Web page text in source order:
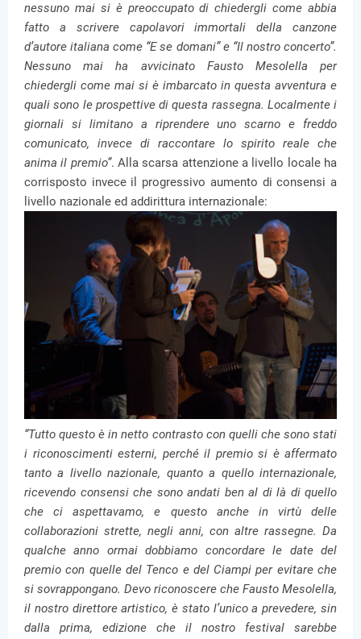
nessuno mai si è preoccupato di chiedergli come abbia
fatto a scrivere capolavori immortali della canzone
d’autore italiana come “E se domani” e “Il nostro concerto”.
Nessuno mai ha avvicinato Fausto Mesolella per
chiedergli come mai si è imbarcato in questa avventura e
quali sono le prospettive di questa rassegna. Localmente i
giornali si limitano a riprendere uno scarno e freddo
comunicato, invece di raccontare lo spirito reale che
anima il premio”. Alla scarsa attenzione a livello locale ha
corrisposto invece il progressivo aumento di consensi a
livello nazionale ed addirittura internazionale:
“Tutto questo è in netto contrasto con quelli che sono stati
i riconoscimenti esterni, perché il premio si è affermato
tanto a livello nazionale, quanto a quello internazionale,
ricevendo consensi che sono andati ben al di là di quello
che ci aspettavamo, e questo anche in virtù delle
collaborazioni strette, negli anni, con altre rassegne. Da
qualche anno ormai dobbiamo concordare le date del
premio con quelle del Tenco e del Ciampi per evitare che
si sovrappongano. Devo riconoscere che Fausto Mesolella,
il nostro direttore artistico, è stato l’unico a prevedere, sin
dalla prima, edizione che il nostro festival sarebbe